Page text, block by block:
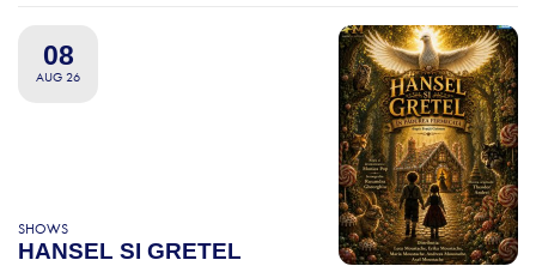
08
AUG 26
SHOWS
HANSEL SI GRETEL